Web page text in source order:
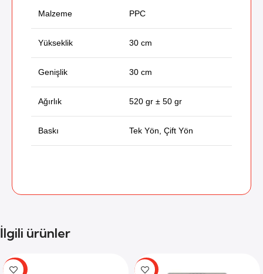
Malzeme PPC
Yükseklik 30 cm
Genişlik 30 cm
Ağırlık 520 gr ± 50 gr
Baskı Tek Yön, Çift Yön
İlgili ürünler
-66% -59%